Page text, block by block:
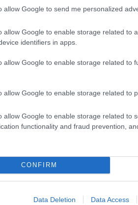
allow Google to send me personalized
allow Google to enable storage related to
identifiers in apps.
allow Google to enable storage related to
allow Google to enable storage related to
allow Google to enable storage related to
functionality and fraud prevention,
CONFIRM
Data Deletion Data Access
id/1971603
szerkesztőjéhez. Részletek a
2010.05.04. 07:07:18
amit sokan már évek óta mondunk.
elképesztően jó áron. Kevés agyonsztárolt
az évtized két legerősebbje.
a 2001-es messze hozza a legendás 94-
a pince Crianzája, pedig rendszerint a
értékrendet. A 7-10 eurós kategórában